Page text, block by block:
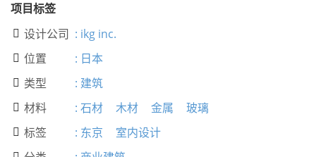
项目标签
 设计公司 : ikg inc.
 位置 : 日本
 类型 : 建筑
 材料 : 石材 木材 金属 玻璃
 标签 : 东京 室内设计